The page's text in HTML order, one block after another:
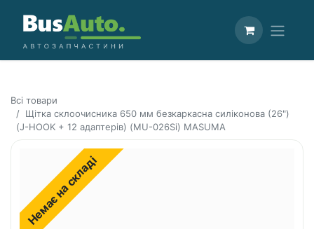
Всі товари
Щітка склоочисника 650 мм безкаркасна силіконова (26")
(J-HOOK + 12 адаптерів) (MU-026Si) MASUMA
Немає на складі